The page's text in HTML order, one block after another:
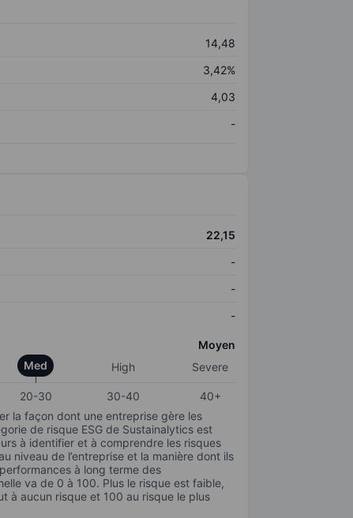
14,48
3,42%
4,03
-
22,15
-
-
-
Moyen
Med High Severe
20-30 30-40
40+
la façon dont une entreprise gère les
de risque ESG de Sustainalytics est
à identifier et à comprendre les risques
niveau de l’entreprise et la manière dont ils
à long terme des
va de 0 à 100. Plus le risque est faible,
à aucun risque et 100 au risque le plus